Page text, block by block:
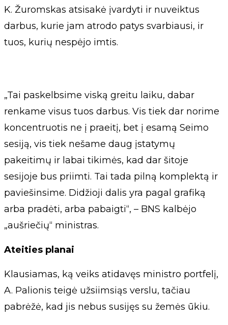
K. Žuromskas atsisakė įvardyti ir nuveiktus
darbus, kurie jam atrodo patys svarbiausi, ir
tuos, kurių nespėjo imtis.
„Tai paskelbsime viską greitu laiku, dabar
renkame visus tuos darbus. Vis tiek dar norime
koncentruotis ne į praeitį, bet į esamą Seimo
sesiją, vis tiek nešame daug įstatymų
pakeitimų ir labai tikimės, kad dar šitoje
sesijoje bus priimti. Tai tada pilną komplektą ir
paviešinsime. Didžioji dalis yra pagal grafiką
arba pradėti, arba pabaigti“, – BNS kalbėjo
„aušriečių“ ministras.
Ateities planai
Klausiamas, ką veiks atidavęs ministro portfelį,
A. Palionis teigė užsiimsiąs verslu, tačiau
pabrėžė, kad jis nebus susijęs su žemės ūkiu.